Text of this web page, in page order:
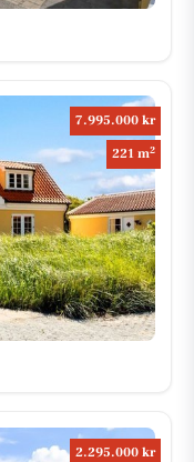
7.995.000 kr
221 m2
2.295.000 kr